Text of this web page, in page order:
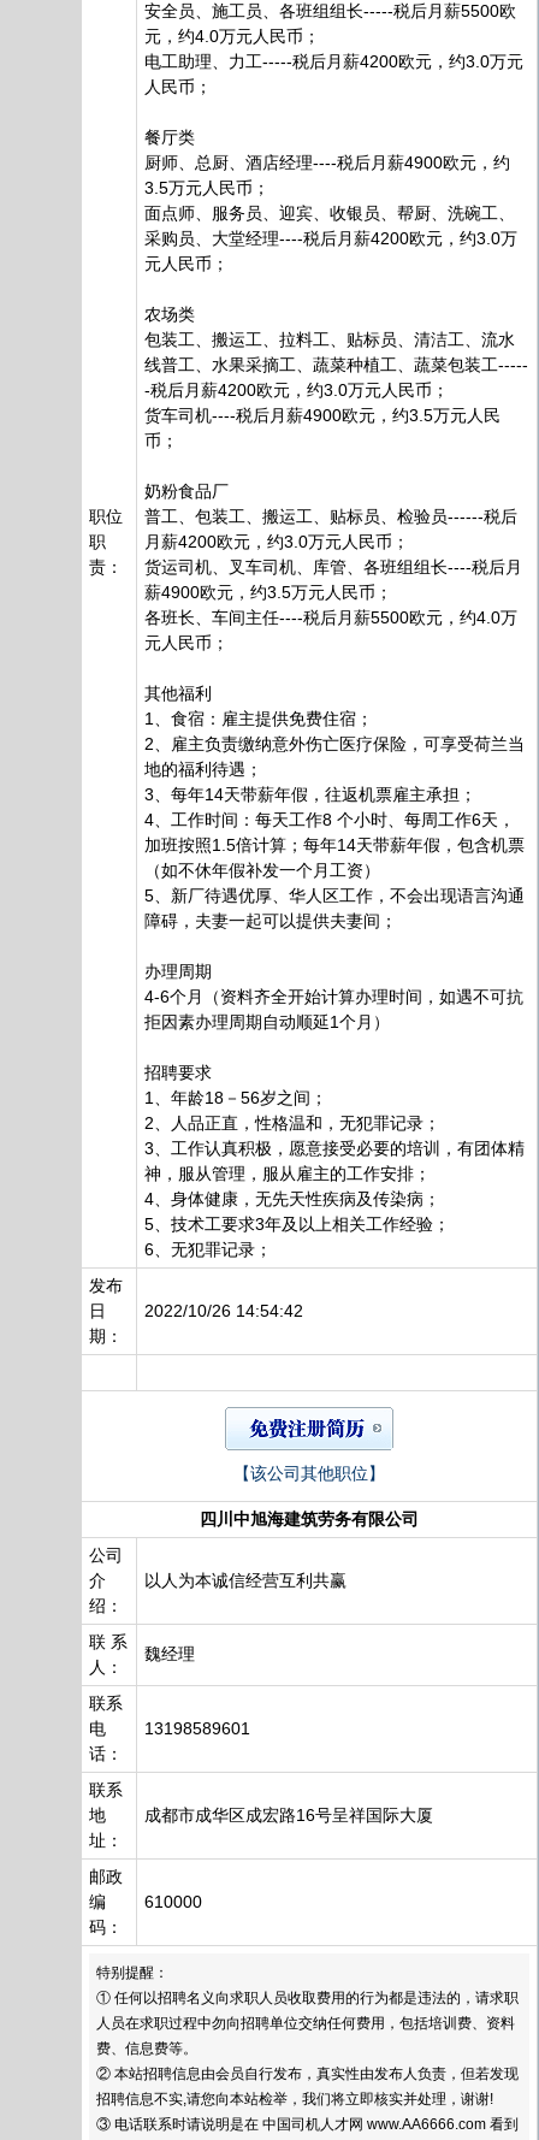
职位
职
责：
安全员、施工员、各班组组长-----税后月薪5500欧
元，约4.0万元人民币；
电工助理、力工-----税后月薪4200欧元，约3.0万元
人民币；
餐厅类
厨师、总厨、酒店经理----税后月薪4900欧元，约
3.5万元人民币；
面点师、服务员、迎宾、收银员、帮厨、洗碗工、
采购员、大堂经理----税后月薪4200欧元，约3.0万
元人民币；
农场类
包装工、搬运工、拉料工、贴标员、清洁工、流水
线普工、水果采摘工、蔬菜种植工、蔬菜包装工-----
-税后月薪4200欧元，约3.0万元人民币；
货车司机----税后月薪4900欧元，约3.5万元人民
币；
奶粉食品厂
普工、包装工、搬运工、贴标员、检验员------税后
月薪4200欧元，约3.0万元人民币；
货运司机、叉车司机、库管、各班组组长----税后月
薪4900欧元，约3.5万元人民币；
各班长、车间主任----税后月薪5500欧元，约4.0万
元人民币；
其他福利
1、食宿：雇主提供免费住宿；
2、雇主负责缴纳意外伤亡医疗保险，可享受荷兰当
地的福利待遇；
3、每年14天带薪年假，往返机票雇主承担；
4、工作时间：每天工作8 个小时、每周工作6天，
加班按照1.5倍计算；每年14天带薪年假，包含机票
（如不休年假补发一个月工资）
5、新厂待遇优厚、华人区工作，不会出现语言沟通
障碍，夫妻一起可以提供夫妻间；
办理周期
4-6个月（资料齐全开始计算办理时间，如遇不可抗
拒因素办理周期自动顺延1个月）
招聘要求
1、年龄18－56岁之间；
2、人品正直，性格温和，无犯罪记录；
3、工作认真积极，愿意接受必要的培训，有团体精
神，服从管理，服从雇主的工作安排；
4、身体健康，无先天性疾病及传染病；
5、技术工要求3年及以上相关工作经验；
6、无犯罪记录；
发布
日
期：
2022/10/26 14:54:42
【该公司其他职位】
四川中旭海建筑劳务有限公司
公司
介
绍：
以人为本诚信经营互利共赢
联 系
人：
魏经理
联系
电
话：
13198589601
联系
地
址：
成都市成华区成宏路16号呈祥国际大厦
邮政
编
码：
610000
特别提醒：
① 任何以招聘名义向求职人员收取费用的行为都是违法的，请求职
人员在求职过程中勿向招聘单位交纳任何费用，包括培训费、资料
费、信息费等。
② 本站招聘信息由会员自行发布，真实性由发布人负责，但若发现
招聘信息不实,请您向本站检举，我们将立即核实并处理，谢谢!
③ 电话联系时请说明是在 中国司机人才网 www.AA6666.com 看到